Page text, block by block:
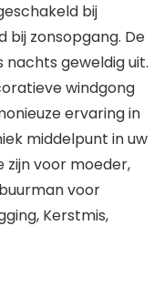
bij
bij zonsopgang. De
nachts geweldig uit.
windgong
ervaring in
middelpunt in uw
zijn voor moeder,
voor
Kerstmis,